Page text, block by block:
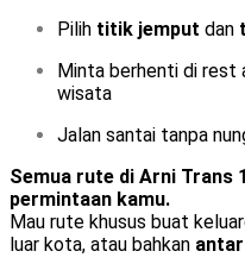
Pilih titik jemput dan
Minta berhenti di rest
wisata
Jalan santai tanpa
Semua rute di Arni Trans
permintaan kamu.
Mau rute khusus buat
luar kota, atau bahkan